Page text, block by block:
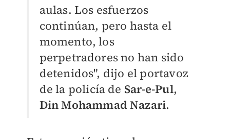
aulas. Los esfuerzos
continúan, pero hasta el
momento, los
perpetradores no han sido
detenidos", dijo el portavoz
de la policía de Sar-e-Pul,
Din Mohammad Nazari.